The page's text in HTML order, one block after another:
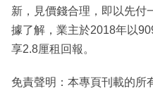
新，見價錢合理，即以先付
據了解，業主於2018年以
享2.8厘租回報。
免責聲明：本專頁刊載的所